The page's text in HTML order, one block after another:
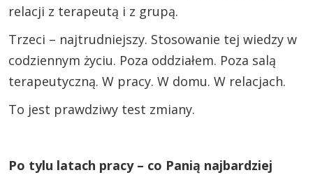
relacji z terapeutą i z grupą.
Trzeci – najtrudniejszy. Stosowanie tej wiedzy w
codziennym życiu. Poza oddziałem. Poza salą
terapeutyczną. W pracy. W domu. W relacjach.
To jest prawdziwy test zmiany.
Po tylu latach pracy – co Panią najbardziej